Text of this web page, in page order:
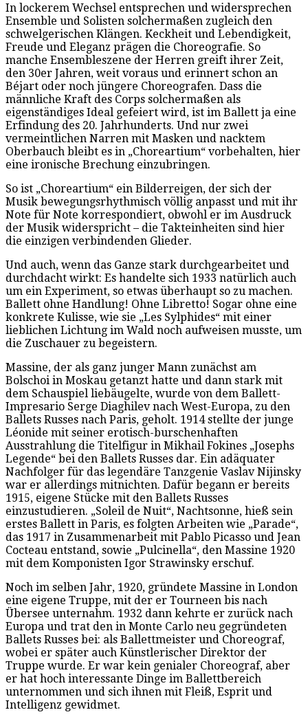
In lockerem Wechsel entsprechen und widersprechen
Ensemble und Solisten solchermaßen zugleich den
schwelgerischen Klängen. Keckheit und Lebendigkeit,
Freude und Eleganz prägen die Choreografie. So
manche Ensembleszene der Herren greift ihrer Zeit,
den 30er Jahren, weit voraus und erinnert schon an
Béjart oder noch jüngere Choreografen. Dass die
männliche Kraft des Corps solchermaßen als
eigenständiges Ideal gefeiert wird, ist im Ballett ja eine
Erfindung des 20. Jahrhunderts. Und nur zwei
vermeintlichen Narren mit Masken und nacktem
Oberbauch bleibt es in „Choreartium“ vorbehalten, hier
eine ironische Brechung einzubringen.
So ist „Choreartium“ ein Bilderreigen, der sich der
Musik bewegungsrhythmisch völlig anpasst und mit ihr
Note für Note korrespondiert, obwohl er im Ausdruck
der Musik widerspricht – die Takteinheiten sind hier
die einzigen verbindenden Glieder.
Und auch, wenn das Ganze stark durchgearbeitet und
durchdacht wirkt: Es handelte sich 1933 natürlich auch
um ein Experiment, so etwas überhaupt so zu machen.
Ballett ohne Handlung! Ohne Libretto! Sogar ohne eine
konkrete Kulisse, wie sie „Les Sylphides“ mit einer
lieblichen Lichtung im Wald noch aufweisen musste, um
die Zuschauer zu begeistern.
Massine, der als ganz junger Mann zunächst am
Bolschoi in Moskau getanzt hatte und dann stark mit
dem Schauspiel liebäugelte, wurde von dem Ballett-
Impresario Serge Diaghilev nach West-Europa, zu den
Ballets Russes nach Paris, geholt. 1914 stellte der junge
Léonide mit seiner erotisch-burschenhaften
Ausstrahlung die Titelfigur in Mikhail Fokines „Josephs
Legende“ bei den Ballets Russes dar. Ein adäquater
Nachfolger für das legendäre Tanzgenie Vaslav Nijinsky
war er allerdings mitnichten. Dafür begann er bereits
1915, eigene Stücke mit den Ballets Russes
einzustudieren. „Soleil de Nuit“, Nachtsonne, hieß sein
erstes Ballett in Paris, es folgten Arbeiten wie „Parade“,
das 1917 in Zusammenarbeit mit Pablo Picasso und Jean
Cocteau entstand, sowie „Pulcinella“, den Massine 1920
mit dem Komponisten Igor Strawinsky erschuf.
Noch im selben Jahr, 1920, gründete Massine in London
eine eigene Truppe, mit der er Tourneen bis nach
Übersee unternahm. 1932 dann kehrte er zurück nach
Europa und trat den in Monte Carlo neu gegründeten
Ballets Russes bei: als Ballettmeister und Choreograf,
wobei er später auch Künstlerischer Direktor der
Truppe wurde. Er war kein genialer Choreograf, aber
er hat hoch interessante Dinge im Ballettbereich
unternommen und sich ihnen mit Fleiß, Esprit und
Intelligenz gewidmet.